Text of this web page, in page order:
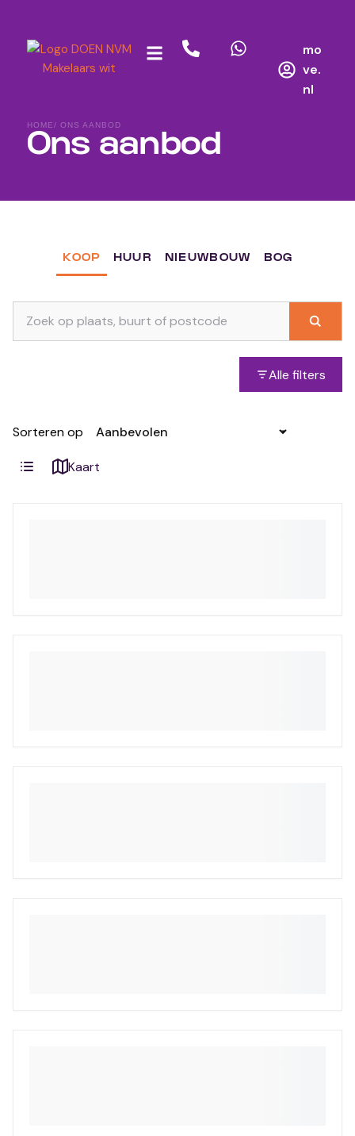
mo
ve.
nl
HOME/ ONS AANBOD
Ons aanbod
KOOP HUUR NIEUWBOUW BOG
Alle filters
Sorteren op
Kaart